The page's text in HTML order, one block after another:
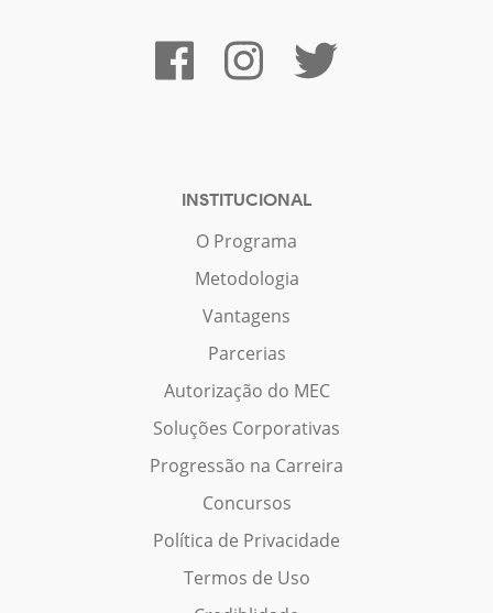
INSTITUCIONAL
O Programa
Metodologia
Vantagens
Parcerias
Autorização do MEC
Soluções Corporativas
Progressão na Carreira
Concursos
Política de Privacidade
Termos de Uso